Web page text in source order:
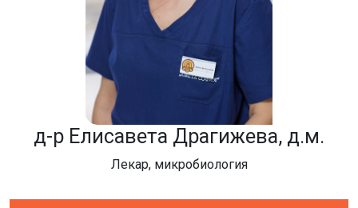
д-р Елисавета Драгижева, д.м.
Лекар, микробиология